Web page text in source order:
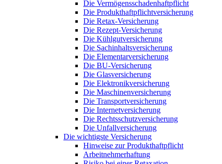
Die Vermögensschadenhaftpflicht
Die Produkthaftpflichtversicherung
Die Retax-Versicherung
Die Rezept-Versicherung
Die Kühlgutversicherung
Die Sachinhaltsversicherung
Die Elementarversicherung
Die BU-Versicherung
Die Glasversicherung
Die Elektronikversicherung
Die Maschinenversicherung
Die Transportversicherung
Die Internetversicherung
Die Rechtsschutzversicherung
Die Unfallversicherung
Die wichtigste Versicherung
Hinweise zur Produkthaftpflicht
Arbeitnehmerhaftung